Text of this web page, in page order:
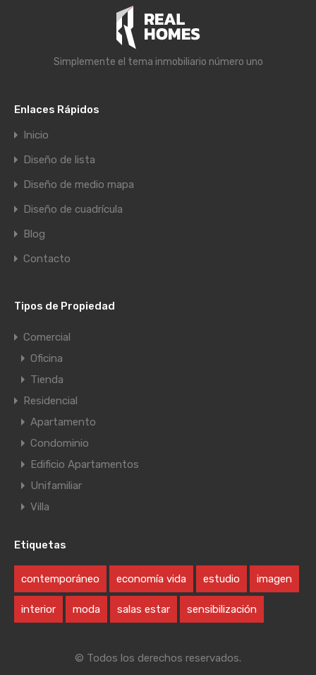
Simplemente el tema inmobiliario número uno
Enlaces Rápidos
Inicio
Diseño de lista
Diseño de medio mapa
Diseño de cuadrícula
Blog
Contacto
Tipos de Propiedad
Comercial
Oficina
Tienda
Residencial
Apartamento
Condominio
Edificio Apartamentos
Unifamiliar
Villa
Etiquetas
contemporáneo economía vida estudio imagen
interior moda salas estar sensibilización
© Todos los derechos reservados.